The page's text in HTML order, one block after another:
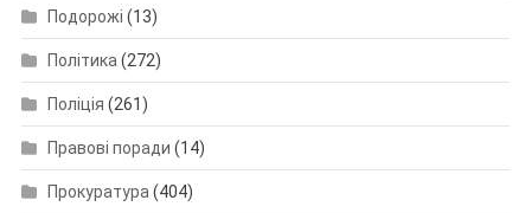
Подорожі (13)
Політика (272)
Поліція (261)
Правові поради (14)
Прокуратура (404)